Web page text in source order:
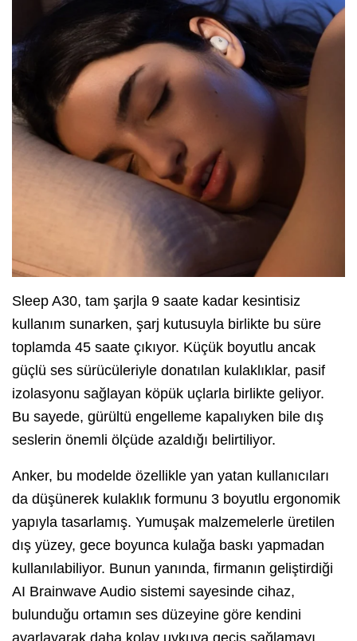
Sleep A30, tam şarjla 9 saate kadar kesintisiz
kullanım sunarken, şarj kutusuyla birlikte bu süre
toplamda 45 saate çıkıyor. Küçük boyutlu ancak
güçlü ses sürücüleriyle donatılan kulaklıklar, pasif
izolasyonu sağlayan köpük uçlarla birlikte geliyor.
Bu sayede, gürültü engelleme kapalıyken bile dış
seslerin önemli ölçüde azaldığı belirtiliyor.
Anker, bu modelde özellikle yan yatan kullanıcıları
da düşünerek kulaklık formunu 3 boyutlu ergonomik
yapıyla tasarlamış. Yumuşak malzemelerle üretilen
dış yüzey, gece boyunca kulağa baskı yapmadan
kullanılabiliyor. Bunun yanında, firmanın geliştirdiği
AI Brainwave Audio sistemi sayesinde cihaz,
bulunduğu ortamın ses düzeyine göre kendini